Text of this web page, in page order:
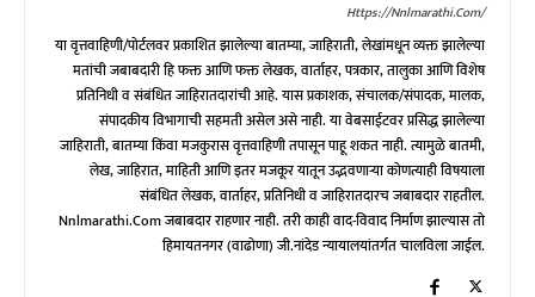
Https://nnlmarathi.com/
या वृत्तवाहिणी/पोर्टलवर प्रकाशित झालेल्या बातम्या, जाहिराती, लेखांमधून व्यक्त झालेल्या
मतांची जबाबदारी हि फक्त आणि फक्त लेखक, वार्ताहर, पत्रकार, तालुका आणि विशेष
प्रतिनिधी व संबंधित जाहिरातदारांची आहे. यास प्रकाशक, संचालक/संपादक, मालक,
संपादकीय विभागाची सहमती असेल असे नाही. या वेबसाईटवर प्रसिद्ध झालेल्या
जाहिराती, बातम्या किंवा मजकुरास वृत्तवाहिणी तपासून पाहू शकत नाही. त्यामुळे बातमी,
लेख, जाहिरात, माहिती आणि इतर मजकूर यातून उद्भवणाऱ्या कोणत्याही विषयाला
संबंधित लेखक, वार्ताहर, प्रतिनिधी व जाहिरातदारच जबाबदार राहतील.
Nnlmarathi.com जबाबदार राहणार नाही. तरी काही वाद-विवाद निर्माण झाल्यास तो
हिमायतनगर (वाढोणा) जी.नांदेड न्यायालयांतर्गत चालविला जाईल.